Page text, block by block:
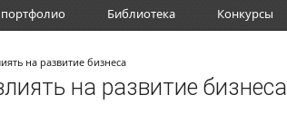
портфолио Библиотека Конкурсы
на развитие бизнеса
на развитие бизнеса